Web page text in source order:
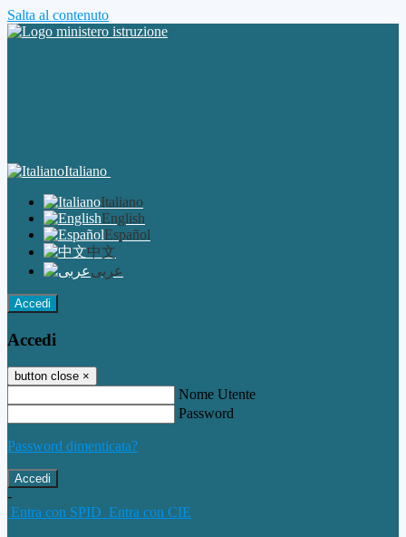
Salta al contenuto
Italiano
Italiano
English
Español
中文
عربى
Accedi
Accedi
button close ×
Nome Utente
Password
Password dimenticata?
-
Entra con SPID Entra con CIE